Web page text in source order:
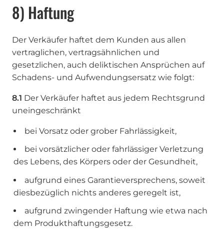
8) Haftung
Der Verkäufer haftet dem Kunden aus allen
vertraglichen, vertragsähnlichen und
gesetzlichen, auch deliktischen Ansprüchen auf
Schadens- und Aufwendungsersatz wie folgt:
8.1 Der Verkäufer haftet aus jedem Rechtsgrund
uneingeschränkt
bei Vorsatz oder grober Fahrlässigkeit,
bei vorsätzlicher oder fahrlässiger Verletzung
des Lebens, des Körpers oder der Gesundheit,
aufgrund eines Garantieversprechens, soweit
diesbezüglich nichts anderes geregelt ist,
aufgrund zwingender Haftung wie etwa nach
dem Produkthaftungsgesetz.